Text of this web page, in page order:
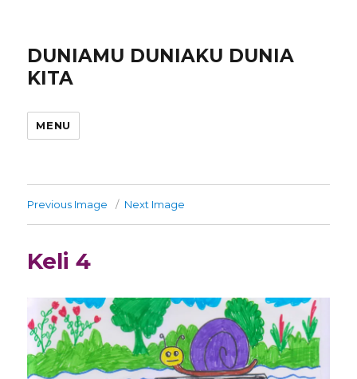
DUNIAMU DUNIAKU DUNIA
KITA
MENU
Previous Image Next Image
Keli 4